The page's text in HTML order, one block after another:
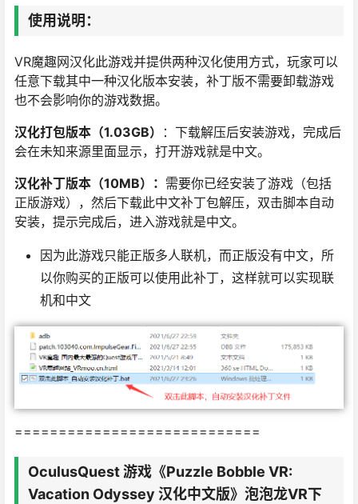
使用说明：
VR魔趣网汉化此游戏并提供两种汉化使用方式，玩家可以
任意下载其中一种汉化版本安装，补丁版不需要卸载游戏
也不会影响你的游戏数据。
汉化打包版本（1.03GB）
：下载解压后安装游戏，完成后
会在未知来源里面显示，打开游戏就是中文。
汉化补丁版本（10MB）： 需要你已经安装了游戏（包括
正版游戏），然后下载此中文补丁包解压，双击脚本自动
安装，提示完成后，进入游戏就是中文。
因为此游戏只能正版多人联机，而正版没有中文，所
以你购买的正版可以使用此补丁，这样就可以实现联
机和中文
============================
OculusQuest 游戏《Puzzle Bobble VR:
Vacation Odyssey 汉化中文版》泡泡龙VR下